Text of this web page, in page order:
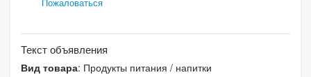
Текст объявления
Вид товара: Продукты питания / напитки